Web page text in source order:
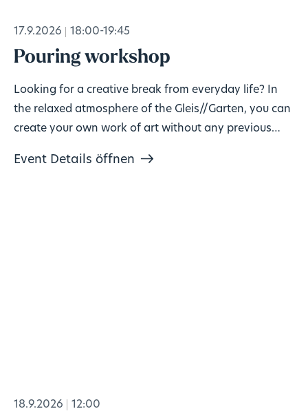
17.9.2026 18:00-19:45
Pouring workshop
Looking for a creative break from everyday life? In
the relaxed atmosphere of the Gleis//Garten, you can
create your own work of art without any previous
Event Details öffnen
18.9.2026 12:00